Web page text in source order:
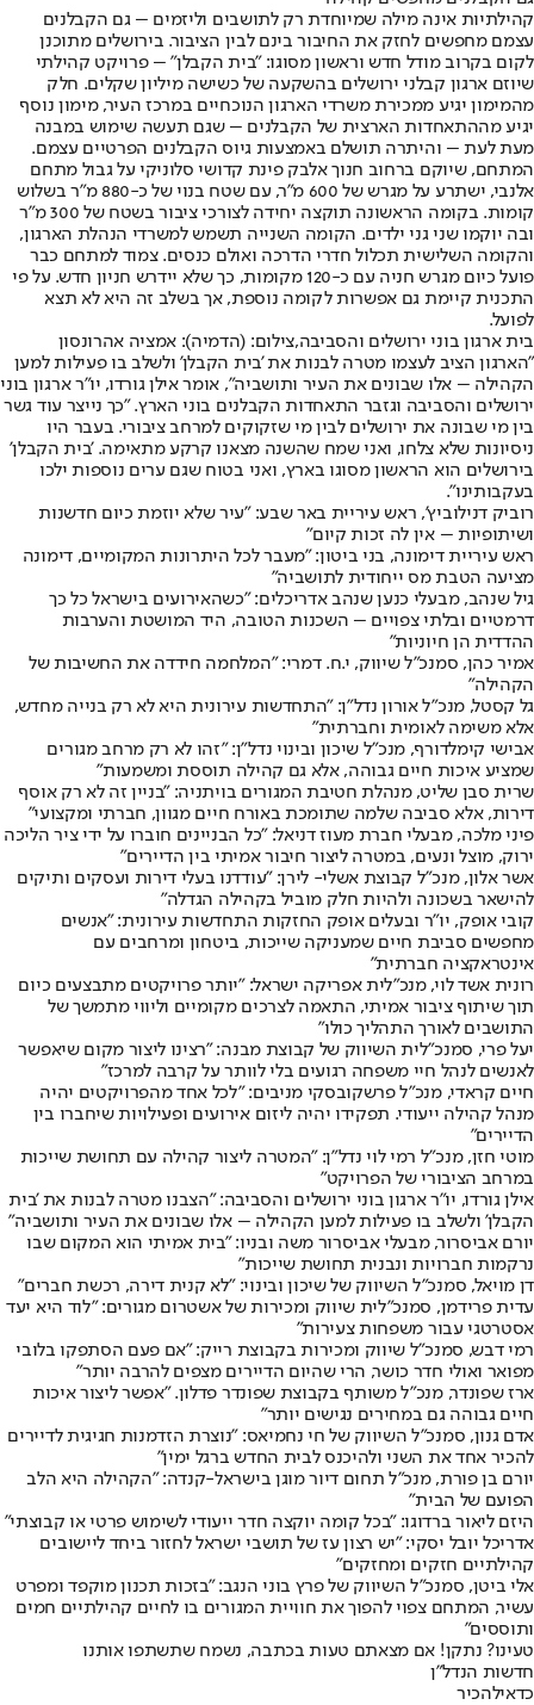
קהילתיות אינה מילה שמיוחדת רק לתושבים וליזמים – גם הקבלנים
עצמם מחפשים לחזק את החיבור בינם לבין הציבור. בירושלים מתוכנן
לקום בקרוב מודל חדש וראשון מסוגו: "בית הקבלן" – פרויקט קהילתי
שיוזם ארגון קבלני ירושלים בהשקעה של כשישה מיליון שקלים. חלק
מהמימון יגיע ממכירת משרדי הארגון הנוכחיים במרכז העיר, מימון נוסף
יגיע מההתאחדות הארצית של הקבלנים – שגם תעשה שימוש במבנה
מעת לעת – והיתרה תושלם באמצעות גיוס הקבלנים הפרטיים עצמם.
המתחם, שיוקם ברחוב חנוך אלבק פינת קדושי סלוניקי על גבול מתחם
אלנבי, ישתרע על מגרש של 600 מ"ר, עם שטח בנוי של כ-880 מ"ר בשלוש
קומות. בקומה הראשונה תוקצה יחידה לצורכי ציבור בשטח של 300 מ"ר
ובה יוקמו שני גני ילדים. הקומה השנייה תשמש למשרדי הנהלת הארגון,
והקומה השלישית תכלול חדרי הדרכה ואולם כנסים. צמוד למתחם כבר
פועל כיום מגרש חניה עם כ-120 מקומות, כך שלא יידרש חניון חדש. על פי
התכנית קיימת גם אפשרות לקומה נוספת, אך בשלב זה היא לא תצא
לפועל.
בית ארגון בוני ירושלים והסביבה,צילום: (הדמיה): אמציה אהרונסון
"הארגון הציב לעצמו מטרה לבנות את 'בית הקבלן' ולשלב בו פעילות למען
הקהילה – אלו שבונים את העיר ותושביה", אומר אילן גורדו, יו"ר ארגון בוני
ירושלים והסביבה וגזבר התאחדות הקבלנים בוני הארץ. "כך נייצר עוד גשר
בין מי שבונה את ירושלים לבין מי שזקוקים למרחב ציבורי. בעבר היו
ניסיונות שלא צלחו, ואני שמח שהשנה מצאנו קרקע מתאימה. 'בית הקבלן'
בירושלים הוא הראשון מסוגו בארץ, ואני בטוח שגם ערים נוספות ילכו
בעקבותינו".
רוביק דנילוביץ', ראש עיריית באר שבע: "עיר שלא יוזמת כיום חדשנות
ושיתופיות – אין לה זכות קיום"
ראש עיריית דימונה, בני ביטון: "מעבר לכל היתרונות המקומיים, דימונה
מציעה הטבת מס ייחודית לתושביה"
גיל שנהב, מבעלי כנען שנהב אדריכלים: "כשהאירועים בישראל כל כך
דרמטיים ובלתי צפויים – השכנות הטובה, היד המושטת והערבות
ההדדית הן חיוניות"
אמיר כהן, סמנכ"ל שיווק, י.ח. דמרי: "המלחמה חידדה את החשיבות של
הקהילה"
גל קסטל, מנכ"ל אורון נדל"ן: "התחדשות עירונית היא לא רק בנייה מחדש,
אלא משימה לאומית וחברתית"
אבישי קימלדורף, מנכ"ל שיכון ובינוי נדל"ן: "זהו לא רק מרחב מגורים
שמציע איכות חיים גבוהה, אלא גם קהילה תוססת ומשמעות"
שרית סבן שליט, מנהלת חטיבת המגורים בויתניה: "בניין זה לא רק אוסף
דירות, אלא סביבה שלמה שתומכת באורח חיים מגוון, חברתי ומקצועי"
פיני מלכה, מבעלי חברת מעוז דניאל: "כל הבניינים חוברו על ידי ציר הליכה
ירוק, מוצל ונעים, במטרה ליצור חיבור אמיתי בין הדיירים"
אשר אלון, מנכ"ל קבוצת אשלי- לירן: "עודדנו בעלי דירות ועסקים ותיקים
להישאר בשכונה ולהיות חלק מוביל בקהילה הגדלה"
קובי אופק, יו״ר ובעלים אופק החזקות התחדשות עירונית: "אנשים
מחפשים סביבת חיים שמעניקה שייכות, ביטחון ומרחבים עם
אינטראקציה חברתית"
רונית אשד לוי, מנכ"לית אפריקה ישראל: "יותר פרויקטים מתבצעים כיום
תוך שיתוף ציבור אמיתי, התאמה לצרכים מקומיים וליווי מתמשך של
התושבים לאורך התהליך כולו"
יעל פרי, סמנכ"לית השיווק של קבוצת מבנה: "רצינו ליצור מקום שיאפשר
לאנשים לנהל חיי משפחה רגועים בלי לוותר על קרבה למרכז"
חיים קראדי, מנכ"ל פרשקובסקי מניבים: "לכל אחד מהפרויקטים יהיה
מנהל קהילה ייעודי. תפקידו יהיה ליזום אירועים ופעילויות שיחברו בין
הדיירים"
מוטי חזן, מנכ"ל רמי לוי נדל"ן: ״המטרה ליצור קהילה עם תחושת שייכות
במרחב הציבורי של הפרויקט"
אילן גורדו, יו"ר ארגון בוני ירושלים והסביבה: "הצבנו מטרה לבנות את 'בית
הקבלן' ולשלב בו פעילות למען הקהילה – אלו שבונים את העיר ותושביה"
יורם אביסרור, מבעלי אביסרור משה ובניו: "בית אמיתי הוא המקום שבו
נרקמות חברויות ונבנית תחושת שייכות"
דן מויאל, סמנכ״ל השיווק של שיכון ובינוי: "לא קנית דירה, רכשת חברים"
עדית פרידמן, סמנכ"לית שיווק ומכירות של אשטרום מגורים: "לוד היא יעד
אסטרטגי עבור משפחות צעירות"
רמי דבש, סמנכ"ל שיווק ומכירות בקבוצת רייק: "אם פעם הסתפקו בלובי
מפואר ואולי חדר כושר, הרי שהיום הדיירים מצפים להרבה יותר"
ארז שפונדר, מנכ"ל משותף בקבוצת שפונדר פדלון. "אפשר ליצור איכות
חיים גבוהה גם במחירים נגישים יותר"
אדם גנון, סמנכ״ל השיווק של חי נחמיאס: "נוצרת הזדמנות חגיגית לדיירים
להכיר אחד את השני ולהיכנס לבית החדש ברגל ימין"
יורם בן פורת, מנכ"ל תחום דיור מוגן בישראל-קנדה: "הקהילה היא הלב
הפועם של הבית"
היזם ליאור ברדוגו: "בכל קומה יוקצה חדר ייעודי לשימוש פרטי או קבוצתי"
אדריכל יובל יסקי: "יש רצון עז של תושבי ישראל לחזור ביחד ליישובים
קהילתיים חזקים ומחזקים"
אלי ביטן, סמנכ"ל השיווק של פרץ בוני הנגב: "בזכות תכנון מוקפד ומפרט
עשיר, המתחם צפוי להפוך את חוויית המגורים בו לחיים קהילתיים חמים
ותוססים"
טעינו? נתקן! אם מצאתם טעות בכתבה, נשמח שתשתפו אותנו
חדשות הנדל"ן
כדאילהכיר